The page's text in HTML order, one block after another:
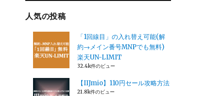
人気の投稿
「1回線目」の入れ替え可能(解
約→メイン番号MNPでも無料)
楽天UN-LIMIT
32.4k件のビュー
【IIJmio】110円セール攻略方法
21.8k件のビュー